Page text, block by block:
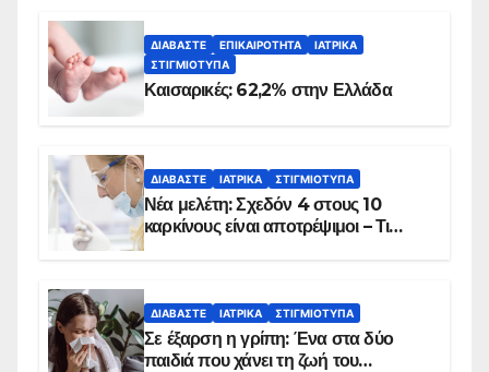
ΔΙΑΒΆΣΤΕ ΕΠΙΚΑΙΡΌΤΗΤΑ
ΙΑΤΡΙΚΆ
ΣΤΙΓΜΙΌΤΥΠΑ
Καισαρικές: 62,2% στην Ελλάδα
ΔΙΑΒΆΣΤΕ ΙΑΤΡΙΚΆ ΣΤΙΓΜΙΌΤΥΠΑ
Νέα μελέτη: Σχεδόν 4 στους 10
καρκίνους είναι αποτρέψιμοι – Τι
ΔΙΑΒΆΣΤΕ ΙΑΤΡΙΚΆ ΣΤΙΓΜΙΌΤΥΠΑ
Σε έξαρση η γρίπη: Ένα στα δύο
παιδιά που χάνει τη ζωή του